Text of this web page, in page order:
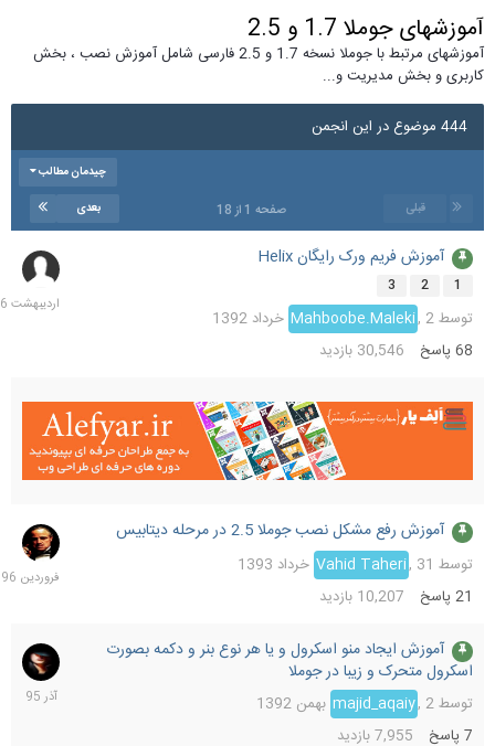
آموزشهای جوملا 1.7 و 2.5
آموزشهای مرتبط با جوملا نسخه 1.7 و 2.5 فارسی شامل آموزش نصب ، بخش
کاربری و بخش مدیریت و...
444 موضوع در این انجمن
چیدمان مطالب
قبلی بعدی صفحه 1 از 18
آموزش فریم ورک رایگان Helix
توسط Mahboobe.Maleki ,2 خرداد 1392
68 پاسخ 30,546 بازدید
9
آموزش رفع مشکل نصب جوملا 2.5 در مرحله دیتابیس
توسط Vahid Taheri ,31 خرداد 1393
21پاسخ 10,207 بازدید
8
آموزش ایجاد منو اسکرول و یا هر نوع بنر و دکمه بصورت
اسکرول متحرک و زیبا در جوملا
توسط majid_aqaiy ,2 بهمن 1392
پاسخ 7,955 بازدید
17
آذر